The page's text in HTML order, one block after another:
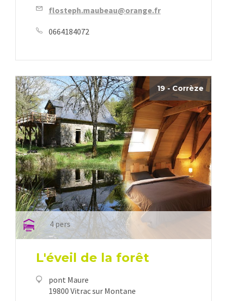
flosteph.maubeau@orange.fr
0664184072
19 - Corrèze
4 pers
L'éveil de la forêt
pont Maure
19800 Vitrac sur Montane